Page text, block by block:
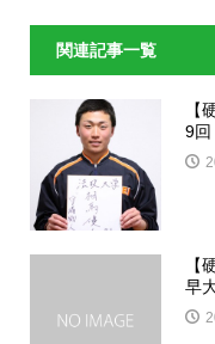
関連記事一覧
【
9
【
早